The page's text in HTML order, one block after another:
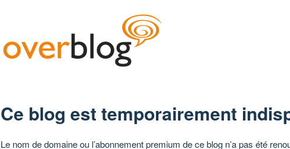
Ce blog est temporairement
Le nom de domaine ou l’abonnement premium de ce blog n’a pas été